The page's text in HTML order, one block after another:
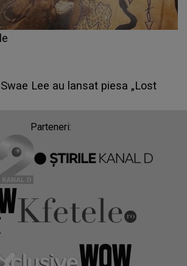
Lee au lansat piesa „Lost
Parteneri: